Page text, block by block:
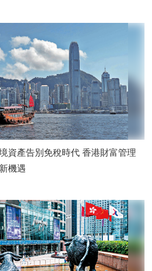
資產告別免稅時代 香港財富管理
機遇